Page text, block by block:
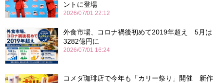
ントに登場
2026/07/01 22:12
外食市場、コロナ禍後初めて2019年超え 5月は
3282億円に
2026/07/01 16:24
コメダ珈琲店で今年も「カリー祭り」開催 新作